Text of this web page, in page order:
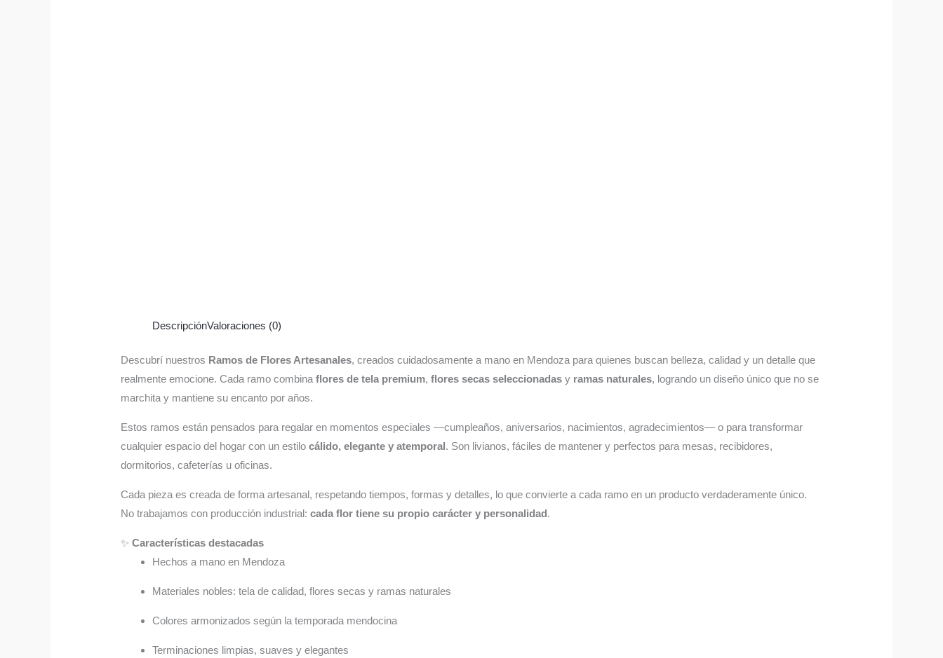
DescripciónValoraciones (0)
Descubrí nuestros Ramos de Flores Artesanales, creados cuidadosamente a mano en Mendoza para quienes buscan belleza, calidad y un detalle que
realmente emocione. Cada ramo combinaflores de tela premium,flores secas seleccionadas y ramas naturales, logrando un diseño único que no se
marchita y mantiene su encanto por años.
Estos ramos están pensados para regalar en momentos especiales —cumpleaños, aniversarios, nacimientos, agradecimientos— o para transformar
cualquier espacio del hogar con un estilocálido, elegante y atemporal . Son livianos, fáciles de mantener y perfectos para mesas, recibidores,
dormitorios, cafeterías u oficinas.
Cada pieza es creada de forma artesanal, respetando tiempos, formas y detalles, lo que convierte a cada ramo en un producto verdaderamente único.
No trabajamos con producción industrial:cada flor tiene su propio carácter y personalidad .
✨Características destacadas
Hechos a mano en Mendoza
Materiales nobles: tela de calidad, flores secas y ramas naturales
Colores armonizados según la temporada mendocina
Terminaciones limpias, suaves y elegantes